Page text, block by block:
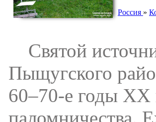
Россия »
Святой
Пыщугского
60–70-е годы XX
паломничества.